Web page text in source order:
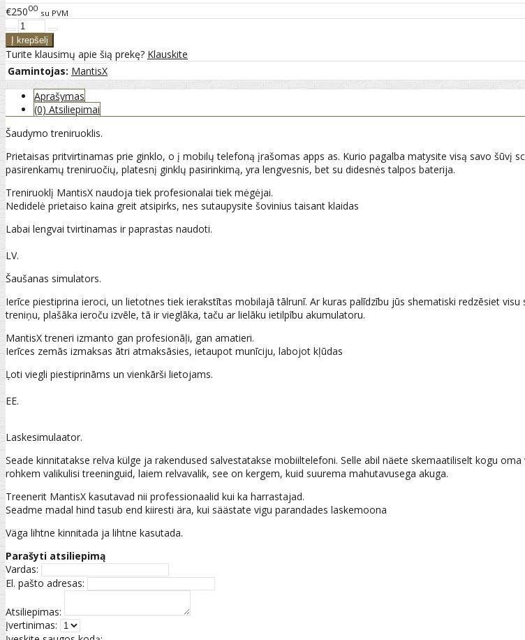
€25000 su PVM
Turite klausimų apie šią prekę? Klauskite
Gamintojas: MantisX
Aprašymas
(0) Atsiliepimai
Šaudymo treniruoklis.
Prietaisas pritvirtinamas prie ginklo, o į mobilų telefoną įrašomas apps as. Kurio pagalba matysite visą savo šūvį
pasirenkamų treniruočių, platesnį ginklų pasirinkimą, yra lengvesnis, bet su didesnės talpos baterija.
Treniruoklį MantisX naudoja tiek profesionalai tiek mėgėjai.
Nedidelė prietaiso kaina greit atsipirks, nes sutaupysite šovinius taisant klaidas
Labai lengvai tvirtinamas ir paprastas naudoti.
LV.
Šaušanas simulators.
Ierīce piestiprina ieroci, un lietotnes tiek ierakstītas mobilajā tālrunī. Ar kuras palīdzību jūs shematiski redzēsiet
treniņu, plašāka ieroču izvēle, tā ir vieglāka, taču ar lielāku ietilpību akumulatoru.
MantisX treneri izmanto gan profesionāļi, gan amatieri.
Ierīces zemās izmaksas ātri atmaksāsies, ietaupot munīciju, labojot kļūdas
Ļoti viegli piestiprināms un vienkārši lietojams.
EE.
Laskesimulaator.
Seade kinnitatakse relva külge ja rakendused salvestatakse mobiiltelefoni. Selle abil näete skemaatiliselt kogu
rohkem valikulisi treeninguid, laiem relvavalik, see on kergem, kuid suurema mahutavusega akuga.
Treenerit MantisX kasutavad nii professionaalid kui ka harrastajad.
Seadme madal hind tasub end kiiresti ära, kui säästate vigu parandades laskemoona
Väga lihtne kinnitada ja lihtne kasutada.
Parašyti atsiliepimą
Vardas:
El. pašto adresas:
Atsiliepimas:
Įvertinimas: